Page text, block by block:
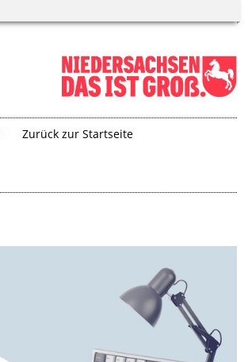
Zurück zur Startseite